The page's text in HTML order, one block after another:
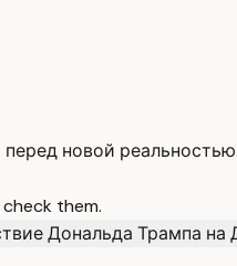
новой реальностью.
them.
Дональда Трампа на